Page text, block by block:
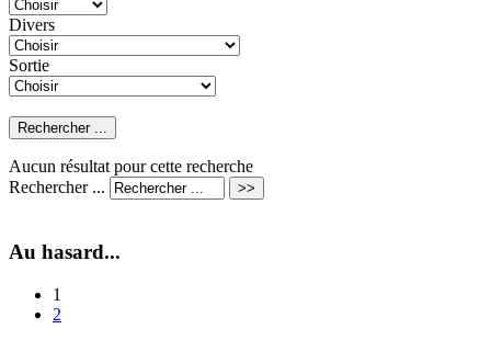
Divers
Sortie
Aucun résultat pour cette recherche
Rechercher ...
Au hasard...
1
2